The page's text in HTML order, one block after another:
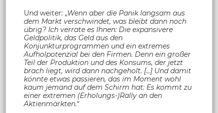
Und weiter: „Wenn aber die Panik langsam aus
dem Markt verschwindet, was bleibt dann noch
übrig? Ich verrate es Ihnen: Die expansivere
Geldpolitik, das Geld aus den
Konjunkturprogrammen und ein extremes
Aufholpotenzial bei den Firmen. Denn ein großer
Teil der Produktion und des Konsums, der jetzt
brach liegt, wird dann nachgeholt. […] Und damit
könnte etwas passieren, das im Moment wohl
kaum jemand auf dem Schirm hat: Es kommt zu
einer extremen (Erholungs-)Rally an den
Aktienmärkten.“